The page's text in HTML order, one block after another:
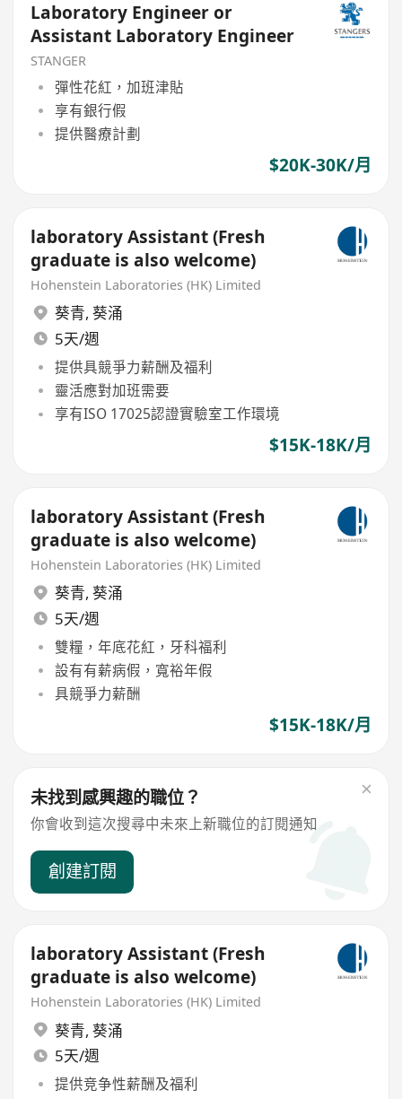
Laboratory Engineer or
Assistant Laboratory Engineer
STANGER
彈性花紅，加班津貼
享有銀行假
提供醫療計劃
$20K-30K/月
laboratory Assistant (Fresh
graduate is also welcome)
Hohenstein Laboratories (HK) Limited
葵青, 葵涌
5天/週
提供具競爭力薪酬及福利
靈活應對加班需要
享有ISO 17025認證實驗室工作環境
$15K-18K/月
laboratory Assistant (Fresh
graduate is also welcome)
Hohenstein Laboratories (HK) Limited
葵青, 葵涌
5天/週
雙糧，年底花紅，牙科福利
設有有薪病假，寬裕年假
具競爭力薪酬
$15K-18K/月
未找到感興趣的職位？
你會收到這次搜尋中未來上新職位的訂閱通知
創建訂閱
laboratory Assistant (Fresh
graduate is also welcome)
Hohenstein Laboratories (HK) Limited
葵青, 葵涌
5天/週
提供竞争性薪酬及福利